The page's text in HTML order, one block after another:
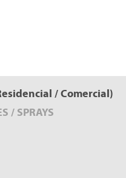
/ Comercial)
/ SPRAYS